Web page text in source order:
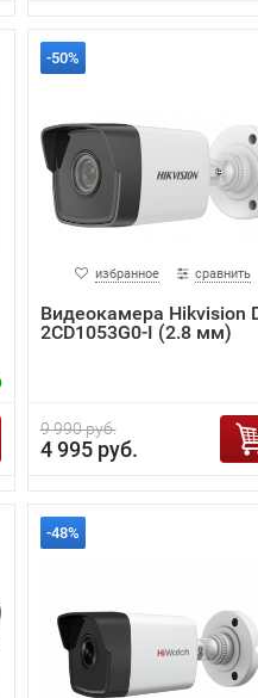
-50%
избранное сравнить
Видеокамера Hikvision
2CD1053G0-I (2.8 мм)
9 990 руб.
4 995 руб.
-48%